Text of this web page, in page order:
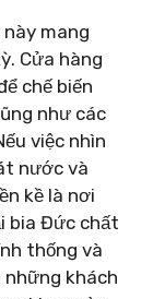
mang
Cửa hàng
chế biến
như các
việc nhìn
nước và
kề là nơi
bia Đức chất
thống và
những khách